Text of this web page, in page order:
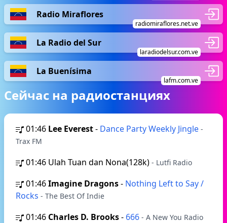
Radio Miraflores
radiomiraflores.net.ve
La Radio del Sur
laradiodelsur.com.ve
La Buenísima
lafm.com.ve
Сейчас на радиостанциях
01:46 Lee Everest- Dance Party Weekly Jingle -
Trax FM
01:46 Ulah Tuan dan Nona(128k) - Lutfi Radio
01:46Imagine Dragons- Nothing Left to Say /
Rocks - The Best Of Indie
01:46 Charles D. Brooks- 666 - A New You Radio